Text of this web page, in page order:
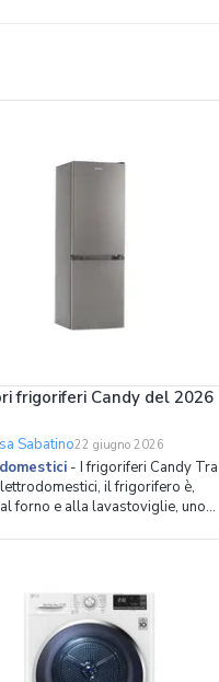
frigoriferi Candy del 2026
Sabatino22 giugno 2026
- I frigoriferi Candy
il frigorifero è,
forno e alla lavastoviglie, uno
dalla sua prima comparsa ne
le diverse esige